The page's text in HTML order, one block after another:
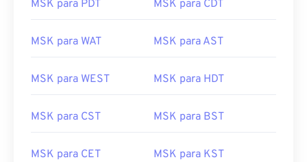
MSK para PDT MSK para CDT
MSK para WAT MSK para AST
MSK para WEST MSK para HDT
MSK para CST MSK para BST
MSK para CET MSK para KST